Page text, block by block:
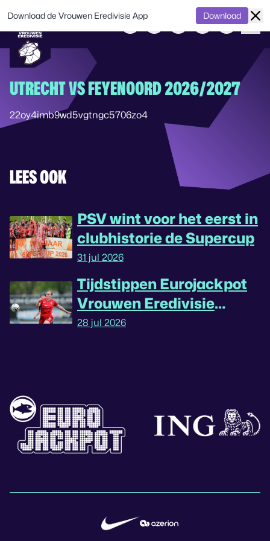
UTRECHT VS FEYENOORD 2026/2027
22oy4imb9wd5vgtngc5706zo4
LEES OOK
PSV wint voor het eerst in
clubhistorie de Supercup
31 jul 2026
Tijdstippen Eurojackpot
Vrouwen Eredivisie
omgedraaid
28 jul 2026
Download de Vrouwen Eredivisie App Download